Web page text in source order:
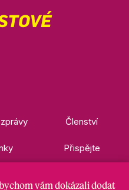
Členství
Přispějte
vám dokázali dodat